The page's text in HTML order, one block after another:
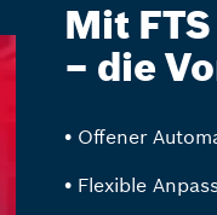
Mit
– die
• Offener
• Flexible